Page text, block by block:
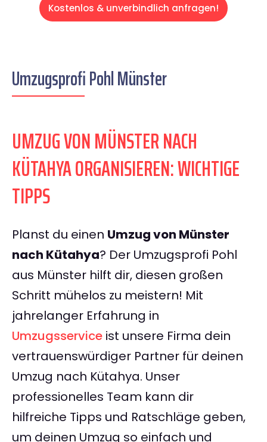
Kostenlos & unverbindlich anfragen!
Umzugsprofi Pohl Münster
UMZUG VON MÜNSTER NACH
KÜTAHYA ORGANISIEREN: WICHTIGE
TIPPS
Planst du einen Umzug von Münster
nach Kütahya? Der Umzugsprofi Pohl
aus Münster hilft dir, diesen großen
Schritt mühelos zu meistern! Mit
jahrelanger Erfahrung in
Umzugsservice ist unsere Firma dein
vertrauenswürdiger Partner für deinen
Umzug nach Kütahya. Unser
professionelles Team kann dir
hilfreiche Tipps und Ratschläge geben,
um deinen Umzug so einfach und